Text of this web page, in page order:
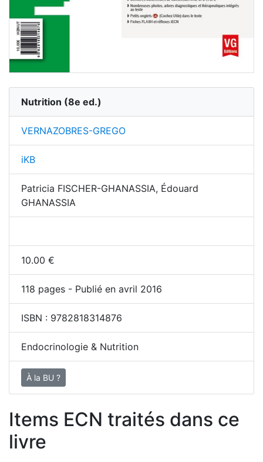
Nutrition (8e ed.)
VERNAZOBRES-GREGO
iKB
Patricia FISCHER-GHANASSIA, Édouard
GHANASSIA
10.00 €
118 pages - Publié en avril 2016
ISBN : 9782818314876
Endocrinologie & Nutrition
À la BU ?
Items ECN traités dans ce
livre